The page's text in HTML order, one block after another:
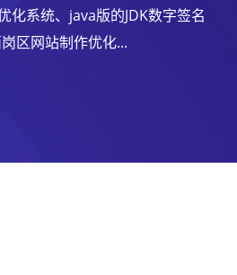
化系统、java版的JDK数字签名
区网站制作优化...